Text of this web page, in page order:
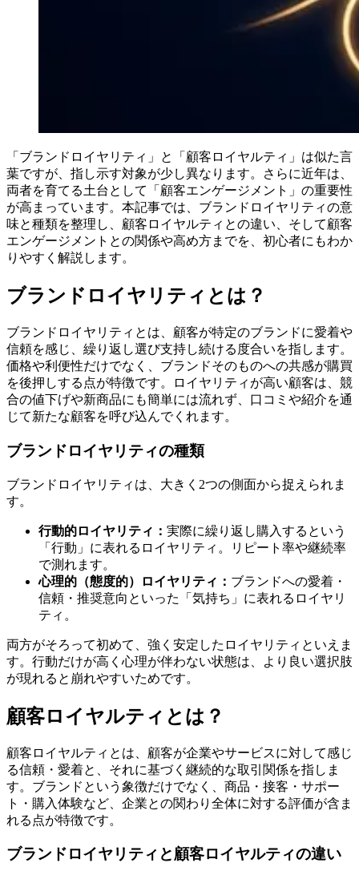
「ブランドロイヤリティ」と「顧客ロイヤルティ」は似た言
葉ですが、指し示す対象が少し異なります。さらに近年は、
両者を育てる土台として「顧客エンゲージメント」の重要性
が高まっています。本記事では、ブランドロイヤリティの意
味と種類を整理し、顧客ロイヤルティとの違い、そして顧客
エンゲージメントとの関係や高め方までを、初心者にもわか
りやすく解説します。
ブランドロイヤリティとは？
ブランドロイヤリティとは、顧客が特定のブランドに愛着や
信頼を感じ、繰り返し選び支持し続ける度合いを指します。
価格や利便性だけでなく、ブランドそのものへの共感が購買
を後押しする点が特徴です。ロイヤリティが高い顧客は、競
合の値下げや新商品にも簡単には流れず、口コミや紹介を通
じて新たな顧客を呼び込んでくれます。
ブランドロイヤリティの種類
ブランドロイヤリティは、大きく2つの側面から捉えられま
す。
行動的ロイヤリティ： 実際に繰り返し購入するという
「行動」に表れるロイヤリティ。リピート率や継続率
で測れます。
心理的（態度的）ロイヤリティ： ブランドへの愛着・
信頼・推奨意向といった「気持ち」に表れるロイヤリ
ティ。
両方がそろって初めて、強く安定したロイヤリティといえま
す。行動だけが高く心理が伴わない状態は、より良い選択肢
が現れると崩れやすいためです。
顧客ロイヤルティとは？
顧客ロイヤルティとは、顧客が企業やサービスに対して感じ
る信頼・愛着と、それに基づく継続的な取引関係を指しま
す。ブランドという象徴だけでなく、商品・接客・サポー
ト・購入体験など、企業との関わり全体に対する評価が含ま
れる点が特徴です。
ブランドロイヤリティと顧客ロイヤルティの違い